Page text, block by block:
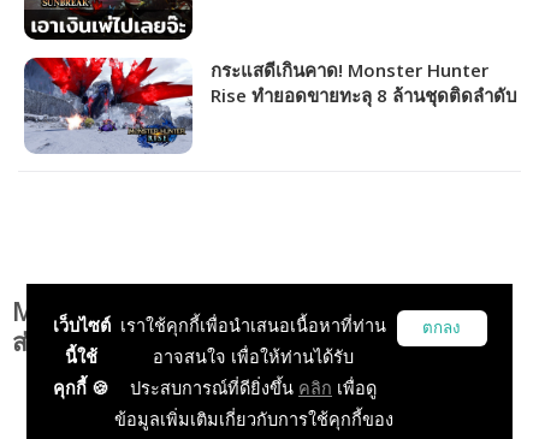
กระแสดีเกินคาด! Monster Hunter
Rise ทำยอดขายทะลุ 8 ล้านชุดติดลำดับ
Meraginasu เจ้าแรดถ้ำกลับมาแล้ว! มาล่าแย้
ส่งท้ายปีเก่าใน Monster Hunter Online
เว็บไซต์
นี้ใช้
คุกกี้ 🍪
เราใช้คุกกี้เพื่อนำเสนอเนื้อหาที่ท่าน
อาจสนใจ เพื่อให้ท่านได้รับ
ประสบการณ์ที่ดียิ่งขึ้น คลิก เพื่อดู
ข้อมูลเพิ่มเติมเกี่ยวกับการใช้คุกกี้ของ
ตกลง